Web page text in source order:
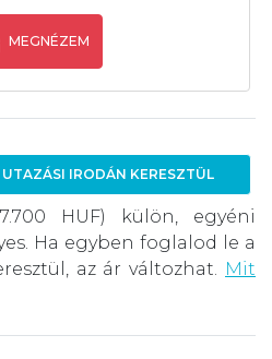
MEGNÉZEM
UTAZÁSI IRODÁN KERESZTÜL
HUF) külön, egyéni
Ha egyben foglalod le a
az ár változhat.
Mit